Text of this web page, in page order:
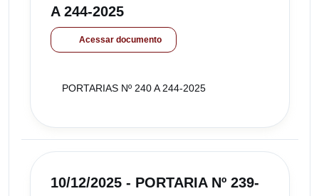
A 244-2025
Acessar documento
PORTARIAS Nº 240 A 244-2025
10/12/2025 - PORTARIA Nº 239-